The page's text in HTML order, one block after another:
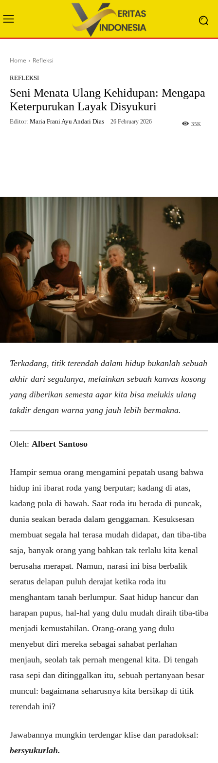
Home Refleksi
REFLEKSI
Seni Menata Ulang Kehidupan: Mengapa
Keterpurukan Layak Disyukuri
35K
Editor: Maria Frani Ayu Andari Dias 26 February 2026
Terkadang, titik terendah dalam hidup bukanlah sebuah
akhir dari segalanya, melainkan sebuah kanvas kosong
yang diberikan semesta agar kita bisa melukis ulang
takdir dengan warna yang jauh lebih bermakna.
Oleh: Albert Santoso
Hampir semua orang mengamini pepatah usang bahwa
hidup ini ibarat roda yang berputar; kadang di atas,
kadang pula di bawah. Saat roda itu berada di puncak,
dunia seakan berada dalam genggaman. Kesuksesan
membuat segala hal terasa mudah didapat, dan tiba-tiba
saja, banyak orang yang bahkan tak terlalu kita kenal
berusaha merapat. Namun, narasi ini bisa berbalik
seratus delapan puluh derajat ketika roda itu
menghantam tanah berlumpur. Saat hidup hancur dan
harapan pupus, hal-hal yang dulu mudah diraih tiba-tiba
menjadi kemustahilan. Orang-orang yang dulu
menyebut diri mereka sebagai sahabat perlahan
menjauh, seolah tak pernah mengenal kita. Di tengah
rasa sepi dan ditinggalkan itu, sebuah pertanyaan besar
muncul: bagaimana seharusnya kita bersikap di titik
terendah ini?
Jawabannya mungkin terdengar klise dan paradoksal:
bersyukurlah.